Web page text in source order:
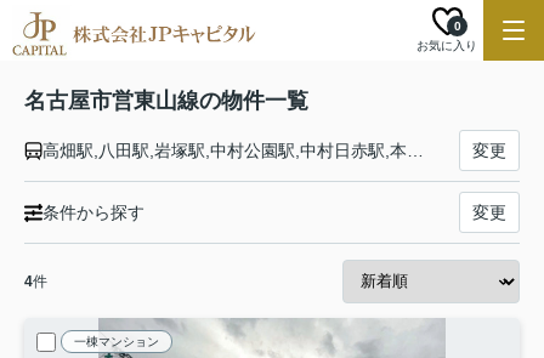
お気に入り
0
名古屋市営東山線の物件一覧
変更
条件から探す 変更
4件
一棟マンション